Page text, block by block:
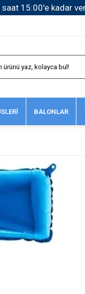
1500 TL ve
BALONLAR